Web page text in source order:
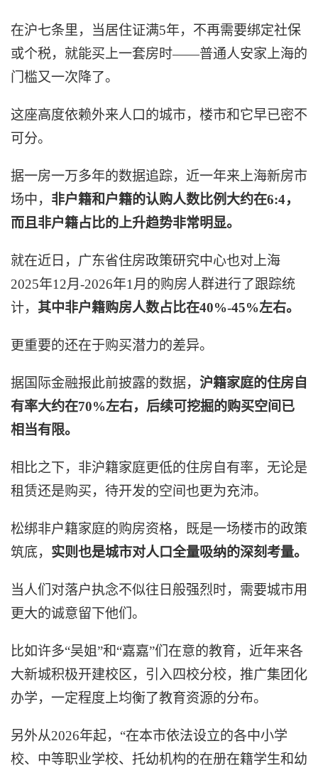
在沪七条里，当居住证满5年，不再需要绑定社保
或个税，就能买上一套房时——普通人安家上海的
门槛又一次降了。
这座高度依赖外来人口的城市，楼市和它早已密不
可分。
据一房一万多年的数据追踪，近一年来上海新房市
场中， 非户籍和户籍的认购人数比例大约在6:4，
而且非户籍占比的上升趋势非常明显。
就在近日，广东省住房政策研究中心也对上海
2025年12月-2026年1月的购房人群进行了跟踪统
计， 其中非户籍购房人数占比在40%-45%左右。
更重要的还在于购买潜力的差异。
据国际金融报此前披露的数据， 沪籍家庭的住房自
有率大约在70%左右，后续可挖掘的购买空间已
相当有限。
相比之下，非沪籍家庭更低的住房自有率，无论是
租赁还是购买，待开发的空间也更为充沛。
松绑非户籍家庭的购房资格，既是一场楼市的政策
筑底， 实则也是城市对人口全量吸纳的深刻考量。
当人们对落户执念不似往日般强烈时，需要城市用
更大的诚意留下他们。
比如许多“吴姐”和“嘉嘉”们在意的教育，近年来各
大新城积极开建校区，引入四校分校，推广集团化
办学，一定程度上均衡了教育资源的分布。
另外从2026年起，“在本市依法设立的各中小学
校、中等职业学校、托幼机构的在册在籍学生和幼